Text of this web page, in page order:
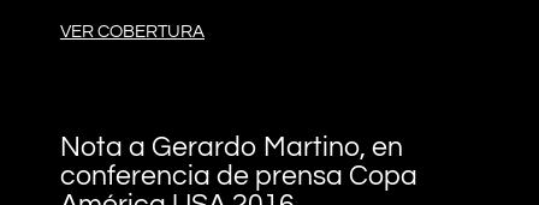
VER COBERTURA
Nota a Gerardo Martino, en
conferencia de prensa Copa